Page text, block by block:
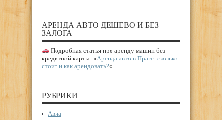
АРЕНДА АВТО ДЕШЕВО И БЕЗ
ЗАЛОГА
Подробная статья про аренду машин без
кредитной карты: «Аренда авто в Праге: сколько
стоит и как арендовать?«
РУБРИКИ
Авиа